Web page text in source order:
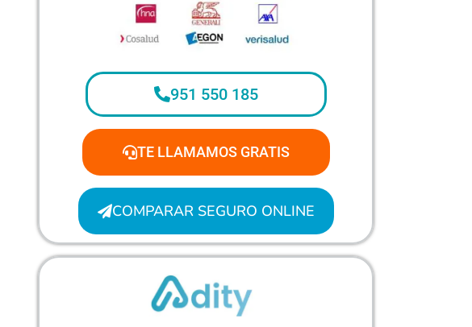
951 550 185
TE LLAMAMOS GRATIS
COMPARAR SEGURO ONLINE